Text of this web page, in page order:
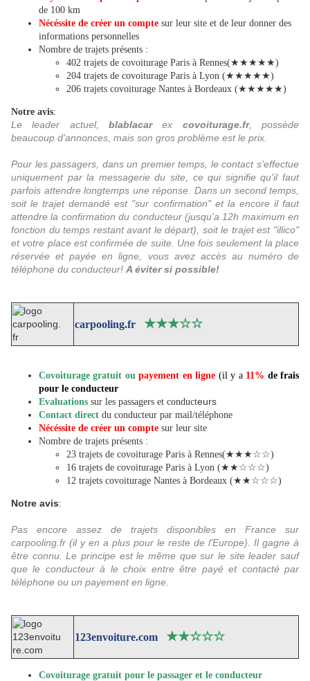
de 100 km
Nécéssite de créer un compte sur leur site et de leur donner des
informations personnelles
Nombre de trajets présents :
402 trajets de covoiturage Paris à Rennes(★★★★★)
204 trajets de covoiturage Paris à Lyon (★★★★★)
206 trajets covoiturage Nantes à Bordeaux (★★★★★)
Notre avis:
Le leader actuel, blablacarex covoiturage.fr, possède
beaucoup d'annonces, mais son gros problème est le prix.
Pour les passagers, dans un premier temps, le contact s'effectue
uniquement par la messagerie du site, ce qui signifie qu'il faut
parfois attendre longtemps une réponse. Dans un second temps,
soit le trajet demandé est "sur confirmation" et la encore il faut
attendre la confirmation du conducteur (jusqu'a 12h maximum en
fonction du temps restant avant le départ), soit le trajet est "illico"
et votre place est confirmée de suite. Une fois seulement la place
réservée et payée en ligne, vous avez accès au numéro de
téléphone du conducteur! A éviter si possible!
carpooling.fr ★★★☆☆
Covoiturage gratuit oupayement en ligne (il y a11% de frais
pour le conducteur
Evaluations sur les passagers et conducteurs
Contact direct du conducteur par mail/téléphone
Nécéssite de créer un compte sur leur site
Nombre de trajets présents :
23 trajets de covoiturage Paris à Rennes(★★★☆☆)
16 trajets de covoiturage Paris à Lyon (★★☆☆☆)
12 trajets covoiturage Nantes à Bordeaux (★★☆☆☆)
Notre avis:
Pas encore assez de trajets disponibles en France sur
carpooling.fr (il y en a plus pour le reste de l'Europe). Il gagne à
être connu. Le principe est le même que sur le site leader sauf
que le conducteur à le choix entre être payé et contacté par
téléphone ou un payement en ligne.
123envoiture.com ★★☆☆☆
Covoiturage gratuit pour le passager et le conducteur